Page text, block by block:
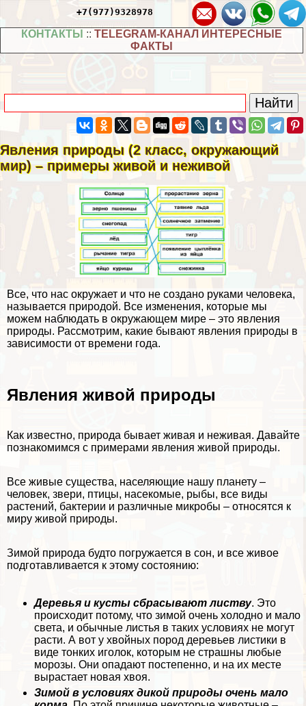
+7(977)9328978
КОНТАКТЫ :: TELEGRAM-КАНАЛ ИНТЕРЕСНЫЕ
ФАКТЫ
Явления природы (2 класс, окружающий
мир) – примеры живой и неживой
Все, что нас окружает и что не создано руками человека,
называется природой. Все изменения, которые мы
можем наблюдать в окружающем мире – это явления
природы. Рассмотрим, какие бывают явления природы в
зависимости от времени года.
Явления живой природы
Как известно, природа бывает живая и неживая. Давайте
познакомимся с примерами явления живой природы.
Все живые существа, населяющие нашу планету –
человек, звери, птицы, насекомые, рыбы, все виды
растений, бактерии и различные микробы – относятся к
миру живой природы.
Зимой природа будто погружается в сон, и все живое
подготавливается к этому состоянию:
Деревья и кусты сбрасывают листву. Это
происходит потому, что зимой очень холодно и мало
света, и обычные листья в таких условиях не могут
расти. А вот у хвойных пород деревьев листики в
виде тонких иголок, которым не страшны любые
морозы. Они опадают постепенно, и на их месте
вырастает новая хвоя.
Зимой в условиях дикой природы очень мало